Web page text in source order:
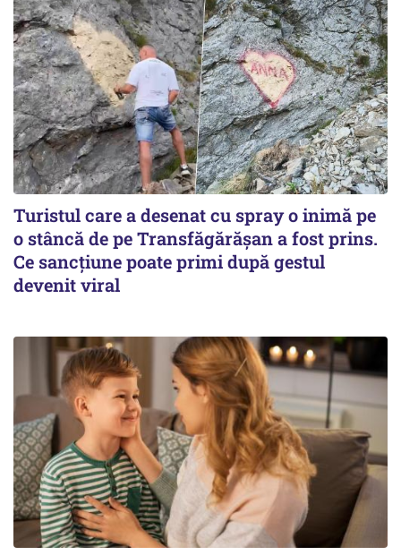
Turistul care a desenat cu spray o inimă pe
o stâncă de pe Transfăgărășan a fost prins.
Ce sancțiune poate primi după gestul
devenit viral